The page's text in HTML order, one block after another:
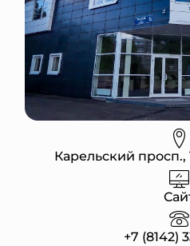
Карельский просп.,
+7 (8142)